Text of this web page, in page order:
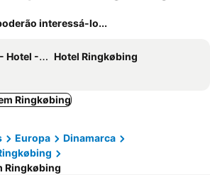
interessá-lo...
Hotel Ringkøbing
Ringkøbing
Europa
Dinamarca
Ringkøbing